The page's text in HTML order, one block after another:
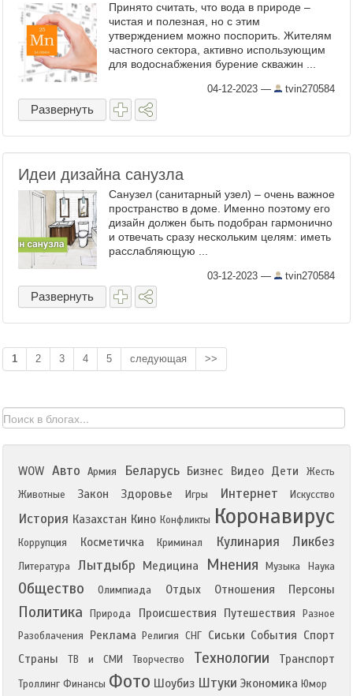
Принято считать, что вода в природе –
чистая и полезная, но с этим
утверждением можно поспорить. Жителям
частного сектора, активно использующим
для водоснабжения бурение скважин ...
04-12-2023 — tvin270584
Развернуть
Идеи дизайна санузла
Санузел (санитарный узел) – очень важное
пространство в доме. Именно поэтому его
дизайн должен быть подобран гармонично
и отвечать сразу нескольким целям: иметь
расслабляющую ...
03-12-2023 — tvin270584
Развернуть
1 2 3 4 5 следующая >>
WOW Авто Армия Беларусь Бизнес Видео Дети
Жесть
Животные
Закон Здоровье Игры Интернет Искусство
История Казахстан Кино Конфликты Коронавирус
Коррупция Косметичка Криминал Кулинария Ликбез
Литература Лытдыбр Медицина Мнения Музыка Наука
Общество Олимпиада Отдых Отношения Персоны
Политика Природа Происшествия Путешествия
Разное
Разоблачения
Реклама Религия СНГ Сиськи События Спорт
Страны
ТВ и СМИ Творчество Технологии Транспорт
Троллинг Финансы Фото Шоубиз Штуки Экономика Юмор